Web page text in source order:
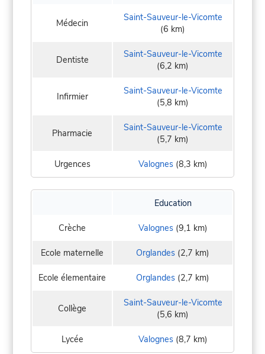
Médecin
Saint-Sauveur-le-Vicomte
(6 km)
Dentiste
Saint-Sauveur-le-Vicomte
(6,2 km)
Infirmier
Saint-Sauveur-le-Vicomte
(5,8 km)
Pharmacie
Saint-Sauveur-le-Vicomte
(5,7 km)
Urgences Valognes(8,3 km)
Education
Crèche Valognes(9,1 km)
Ecole maternelle Orglandes (2,7 km)
Ecole élementaire Orglandes (2,7 km)
Collège
Saint-Sauveur-le-Vicomte
(5,6 km)
Lycée Valognes(8,7 km)